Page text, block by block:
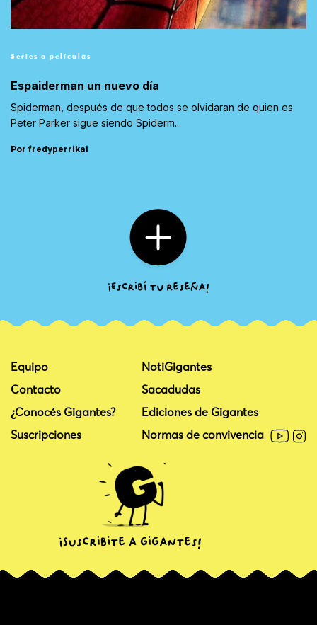
Series o películas
Espaiderman un nuevo día
Spiderman, después de que todos se olvidaran de quien es
Peter Parker sigue siendo Spiderm...
Por fredyperrikai
Equipo
Contacto
¿Conocés Gigantes?
Suscripciones
NotiGigantes
Sacadudas
Ediciones de Gigantes
Normas de convivencia